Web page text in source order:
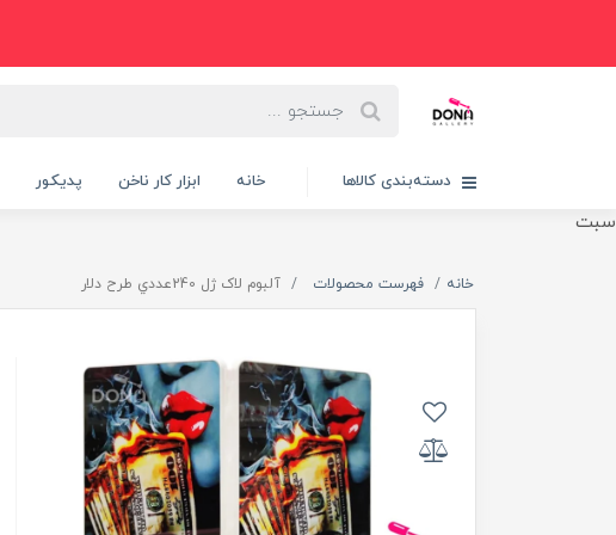
سبت
دسته‌بندی کالاها خانه ابزار کار ناخن پدیکور
خانه فهرست محصولات آلبوم لاک ژل 240عددي طرح دلار